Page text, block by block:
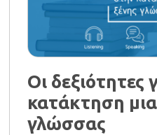
Οι δεξιότητες
κατάκτηση
γλώσσας